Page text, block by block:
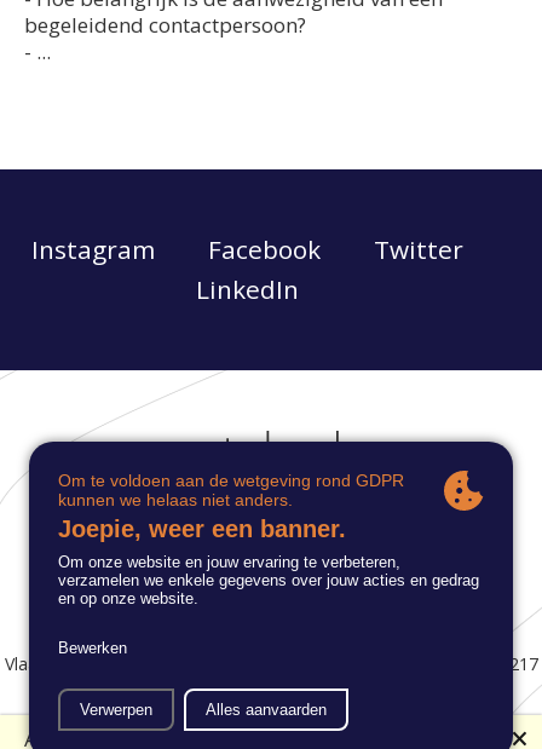
begeleidend contactpersoon?
- ...
Instagram Facebook
Twitter
LinkedIn
Groot Begijnhof 85, 9040 Gent
info@autisme.be
Vlaamse Dienst Autisme © 2021 | ondernemingsnummer: 0462 217
569 |privacybeleid
An error has occurred. This application may no
🗙